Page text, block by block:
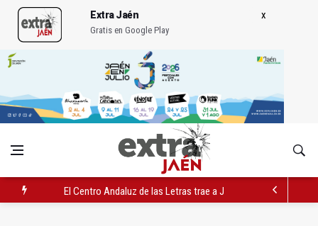
Extra Jaén
Gratis en Google Play
El Centro Andaluz de las Letras trae a Jaén al filósofo Omar